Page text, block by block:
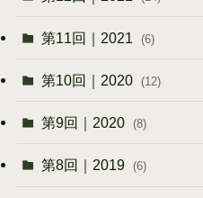
第11回｜2021 (6)
第10回｜2020 (12)
第9回｜2020 (8)
第8回｜2019 (6)